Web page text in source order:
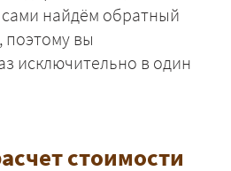
найдём обратный
поэтому вы
исключительно в один
стоимости